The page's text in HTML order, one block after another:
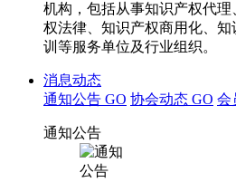
机构，包括从事知识产权代
权法律、知识产权商用化、
训等服务单位及行业组织。
消息动态
通知公告 GO 协会动态 GO 会
通知公告